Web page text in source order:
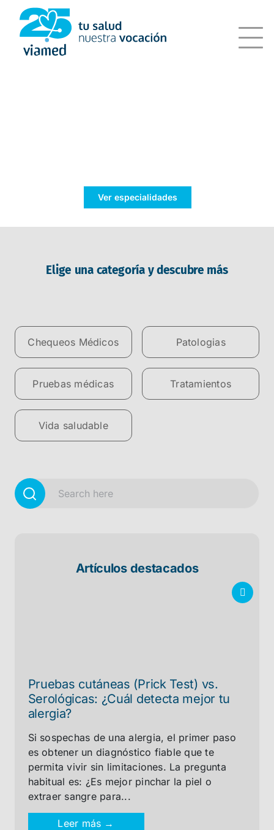
Saltar
contenido
Ver especialidades
Elige una categoría y descubre más
Chequeos Médicos Patologias
Pruebas médicas Tratamientos
Vida saludable
Artículos destacados
Pruebas cutáneas (Prick Test) vs.
Serológicas: ¿Cuál detecta mejor tu
alergia?
Si sospechas de una alergia, el primer paso
es obtener un diagnóstico fiable que te
permita vivir sin limitaciones. La pregunta
habitual es: ¿Es mejor pinchar la piel o
extraer sangre para...
Leer más →